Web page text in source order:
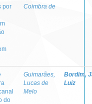
por
Coimbra de
do
Guimarães,
Lucas de
Melo
Bordim,
Luiz